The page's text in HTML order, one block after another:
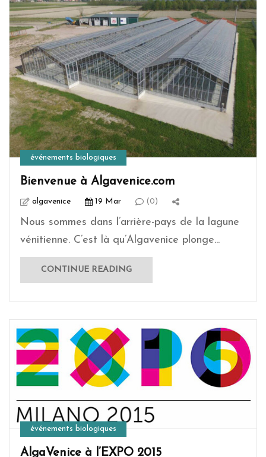
événements biologiques
Bienvenue à Algavenice.com
algavenice 19 Mar (0)
Nous sommes dans l’arrière-pays de la lagune
vénitienne. C’est là qu’Algavenice plonge...
CONTINUE READING
événements biologiques
AlgaVenice à l’EXPO 2015